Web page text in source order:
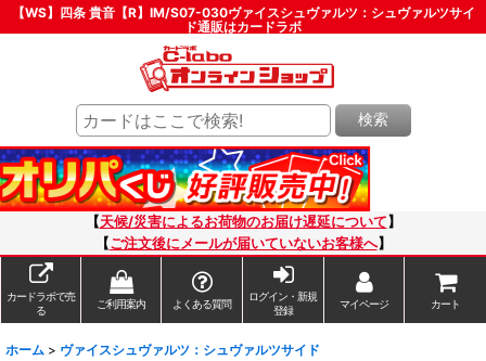
【WS】四条 貴音【R】IM/S07-030ヴァイスシュヴァルツ：シュヴァルツサイ
ド通販はカードラボ
検索
【天候/災害によるお荷物のお届け遅延について 】
【ご注文後にメールが届いていないお客様へ】
カードラボで売
る
ご利用案内 よくある質問
ログイン・新規
登録
マイページ カート
ホーム > ヴァイスシュヴァルツ：シュヴァルツサイド